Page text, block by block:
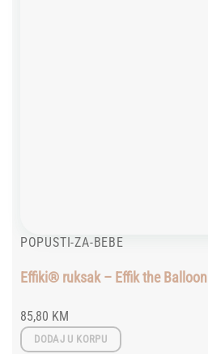
POPUSTI-ZA-BEBE
Effiki® ruksak – Effik the Balloon
85,80 KM
DODAJ U KORPU